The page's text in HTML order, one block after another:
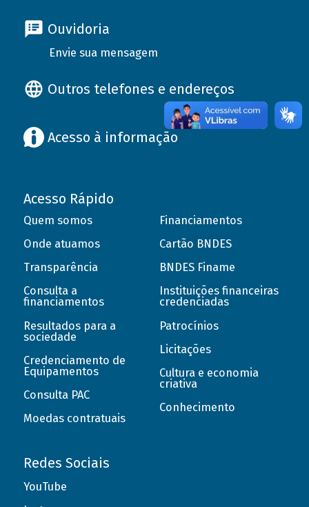
Ouvidoria
Envie sua mensagem
Outros telefones e endereços
Acesso à informação
Acesso Rápido
Quem somos
Onde atuamos
Transparência
Consulta a
financiamentos
Resultados para a
sociedade
Credenciamento de
Equipamentos
Consulta PAC
Moedas contratuais
Financiamentos
Cartão BNDES
BNDES Finame
Instituições financeiras
credenciadas
Patrocínios
Licitações
Cultura e economia
criativa
Conhecimento
Redes Sociais
YouTube